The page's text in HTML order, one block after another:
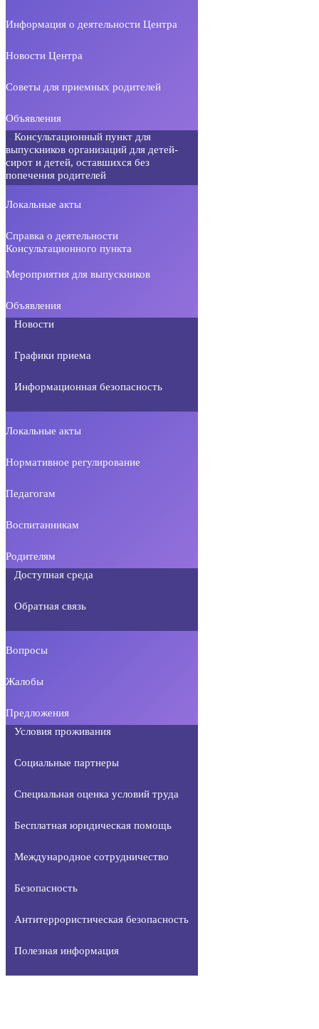
Информация о деятельности Центра
Новости Центра
Советы для приемных родителей
Объявления
Консультационный пункт для
выпускников организаций для детей-
сирот и детей, оставшихся без
попечения родителей
Локальные акты
Справка о деятельности
Консультационного пункта
Мероприятия для выпускников
Объявления
Новости
Графики приема
Информационная безопасность
Локальные акты
Нормативное регулирование
Педагогам
Воспитанникам
Родителям
Доступная среда
Обратная связь
Вопросы
Жалобы
Предложения
Условия проживания
Социальные партнеры
Специальная оценка условий труда
Бесплатная юридическая помощь
Международное сотрудничество
Безопасность
Антитеррористическая безопасность
Полезная информация